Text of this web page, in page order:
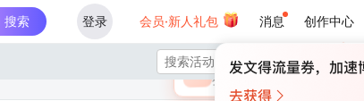
搜索 登录 会员·新人礼包 消息 创作中心
×
🎁 未登录
登录领取最高
